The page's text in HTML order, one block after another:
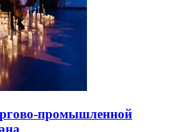
промышленной